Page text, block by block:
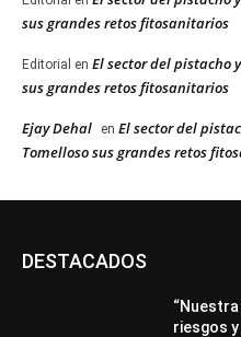
sus grandes retos fitosanitarios
Editorial en El sector del pistacho
sus grandes retos fitosanitarios
Ejay Dehal en El sector del
Tomelloso sus grandes retos
DESTACADOS
riesgos